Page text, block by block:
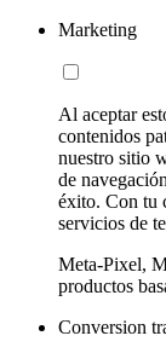
Marketing
Al aceptar
contenidos
nuestro sitio
de
éxito. Con tu
servicios de
Meta-Pixel,
productos
Conversion